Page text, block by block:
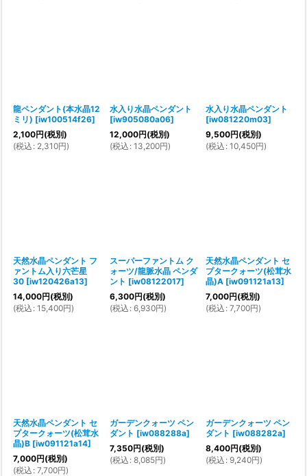
龍ペンダント(本水晶12
ミリ) [iw100514f26]
2,100円(税別)
(税込 : 2,310円)
水入り水晶ペンダント
[iw905080a06]
12,000円(税別)
(税込 : 13,200円)
水入り水晶ペンダント
[iw081220m03]
9,500円(税別)
(税込 : 10,450円)
天然水晶ペンダント フ
ァントム入り六芒星
30 [iw120426a13]
14,000円(税別)
(税込 : 15,400円)
スーパーファントム ク
ォーツ/龍脈水晶 ペンダ
ント [iw08122017]
6,300円(税別)
(税込 : 6,930円)
天然水晶ペンダント セ
プタークォーツ(松茸水
晶)A [iw091121a13]
7,000円(税別)
(税込 : 7,700円)
天然水晶ペンダント セ
プタークォーツ(松茸水
晶)B [iw091121a14]
7,000円(税別)
(税込 : 7,700円)
ガーデンクォーツ ペン
ダント [iw088288a]
7,350円(税別)
(税込 : 8,085円)
ガーデンクォーツ ペン
ダント [iw088282a]
8,400円(税別)
(税込 : 9,240円)